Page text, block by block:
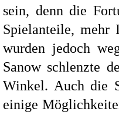
sein, denn die
Spielanteile, mehr
wurden jedoch
Sanow schlenzte
Winkel. Auch die
einige